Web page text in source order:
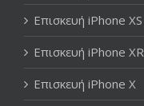
Επισκευή iPhone XS
Επισκευή iPhone XR
Επισκευή iPhone X